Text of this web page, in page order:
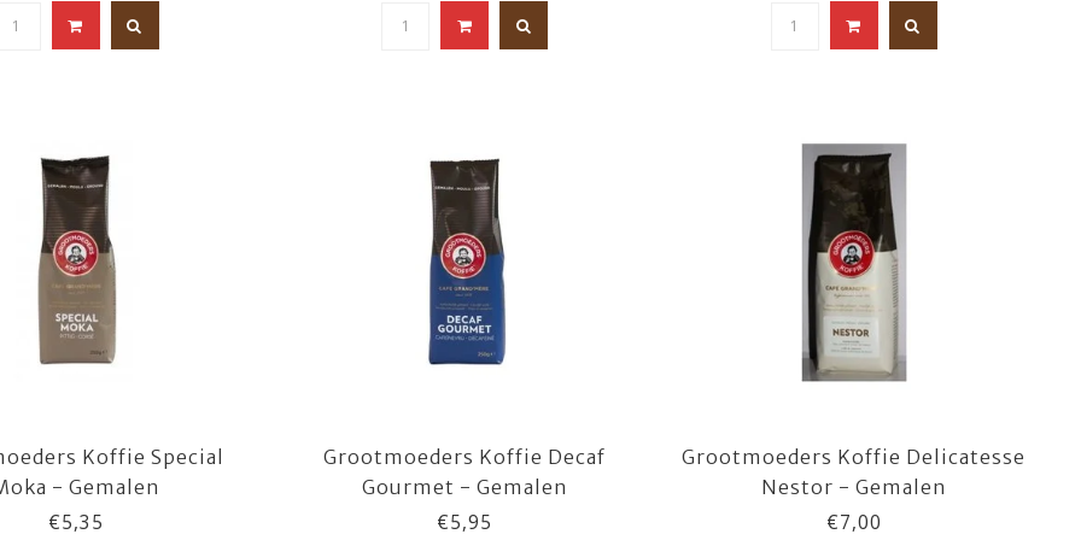
Koffie Special
- Gemalen
€5,35
Grootmoeders Koffie Decaf
Gourmet - Gemalen
€5,95
Grootmoeders Koffie Delicatesse
Nestor - Gemalen
€7,00